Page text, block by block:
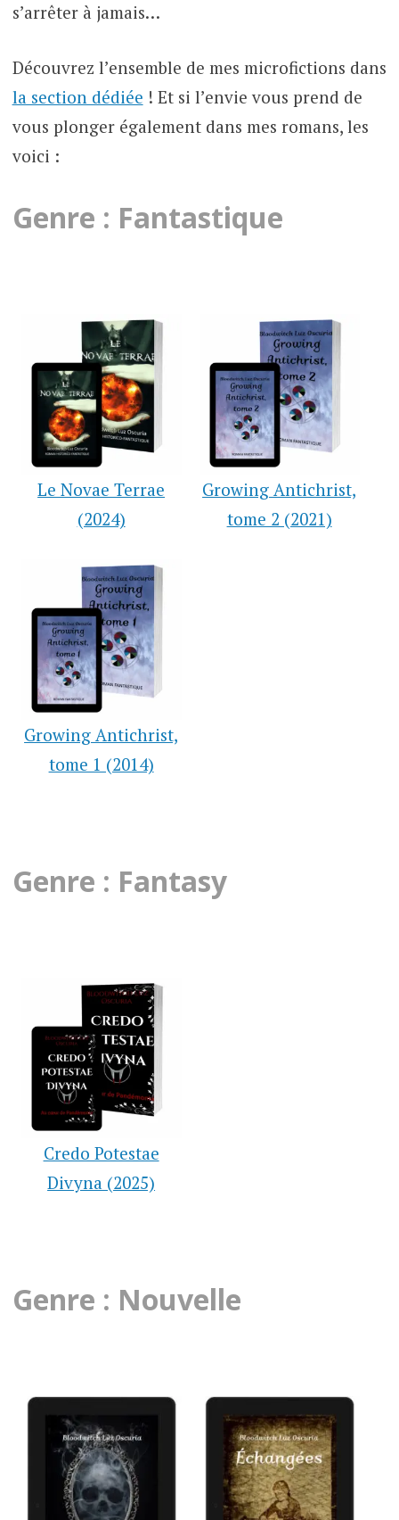
s’arrêter à jamais…
Découvrez l’ensemble de mes microfictions dans
la section dédiée ! Et si l’envie vous prend de
vous plonger également dans mes romans, les
voici :
Genre : Fantastique
Le Novae Terrae
(2024)
Growing Antichrist,
tome 2 (2021)
Growing Antichrist,
tome 1 (2014)
Genre : Fantasy
Credo Potestae
Divyna (2025)
Genre : Nouvelle